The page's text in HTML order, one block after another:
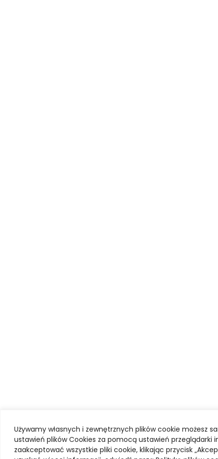
Używamy własnych i zewnętrznych plików cookie możesz
ustawień plików Cookies za pomocą ustawień przeglądarki
zaakceptować wszystkie pliki cookie, klikając przycisk